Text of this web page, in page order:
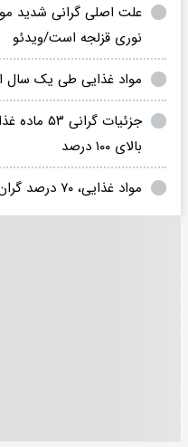
علت اصلی گرانی شدید
نوری قزلجه است/ویدئو
مواد غذایی طی یک سال
جزئیات
بالای ۱۰۰ درصد
مواد غذایی، ۷۰ درصد گران تر از پارسال